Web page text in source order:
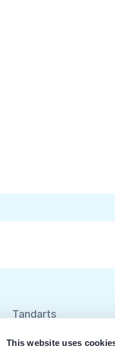
This website uses
Tandarts
Student